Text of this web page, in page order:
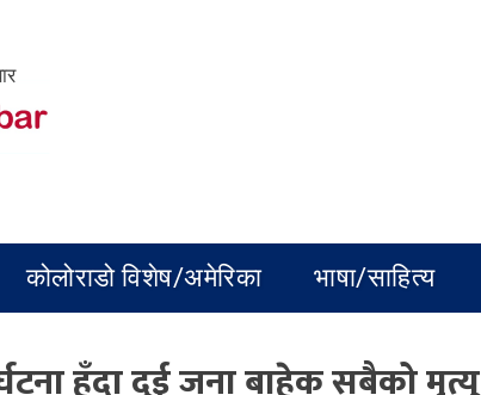
कोलोराडो विशेष/अमेरिका भाषा/साहित्य
हुँदा दुई जना बाहेक सबैको मृत्यु